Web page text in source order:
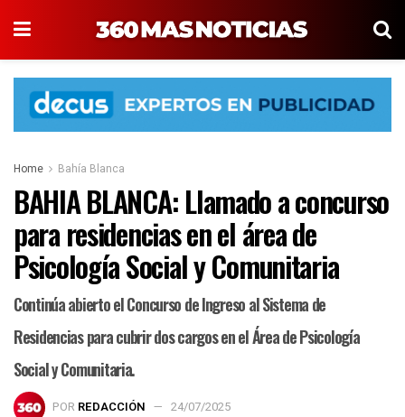
Home Bahía Blanca
BAHIA BLANCA: Llamado a concurso
para residencias en el área de
Psicología Social y Comunitaria
Continúa abierto el Concurso de Ingreso al Sistema de
Residencias para cubrir dos cargos en el Área de Psicología
Social y Comunitaria.
POR REDACCIÓN 24/07/2025